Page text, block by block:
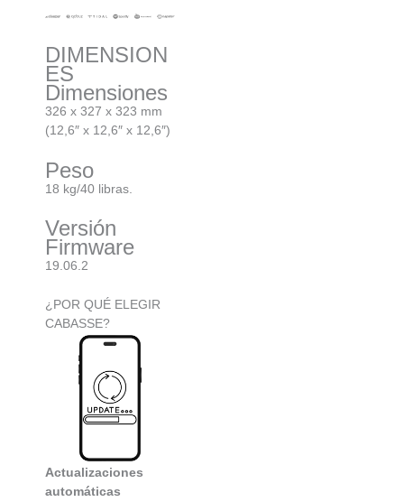
DIMENSION
ES
Dimensiones
326 x 327 x 323 mm
(12,6″ x 12,6″ x 12,6″)
Peso
18 kg/40 libras.
Versión
Firmware
19.06.2
¿POR QUÉ ELEGIR
CABASSE?
Actualizaciones
automáticas